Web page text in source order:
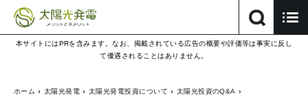
本サイトにはPRを含みます。なお、掲載されている広告の概要や評価等は事実に反し
て優遇されることはありません。
ホーム 太陽光発電 太陽光発電投資について 太陽光投資のQ&A